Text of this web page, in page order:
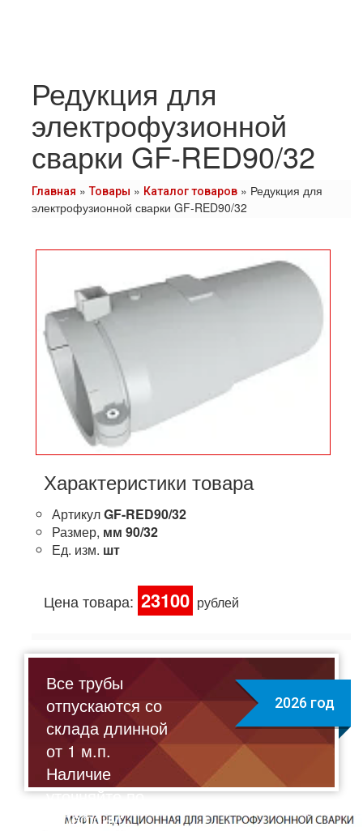
Редукция для
электрофузионной
сварки GF-RED90/32
Главная »Товары » Каталог товаров » Редукция для
электрофузионной сварки GF-RED90/32
Характеристики товара
АртикулGF-RED90/32
Размер, мм 90/32
Ед. изм. шт
Цена товара: 23100 рублей
Все трубы
отпускаются со
склада длинной
от 1 м.п.
Наличие
уточняйте по
телефону:
2026 год